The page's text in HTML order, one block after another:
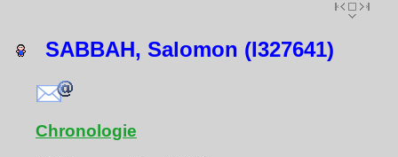
SABBAH, Salomon (I327641)
Chronologie